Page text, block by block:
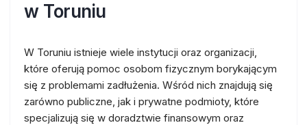
w Toruniu
W Toruniu istnieje wiele instytucji oraz organizacji,
które oferują pomoc osobom fizycznym borykającym
się z problemami zadłużenia. Wśród nich znajdują się
zarówno publiczne, jak i prywatne podmioty, które
specjalizują się w doradztwie finansowym oraz